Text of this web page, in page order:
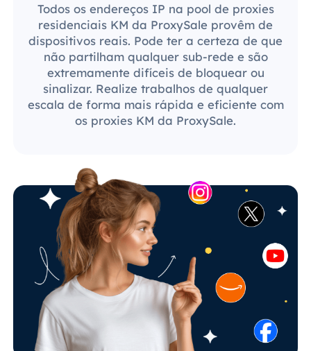
Todos os endereços IP na pool de proxies
residenciais KM da ProxySale provêm de
dispositivos reais. Pode ter a certeza de que
não partilham qualquer sub-rede e são
extremamente difíceis de bloquear ou
sinalizar. Realize trabalhos de qualquer
escala de forma mais rápida e eficiente com
os proxies KM da ProxySale.